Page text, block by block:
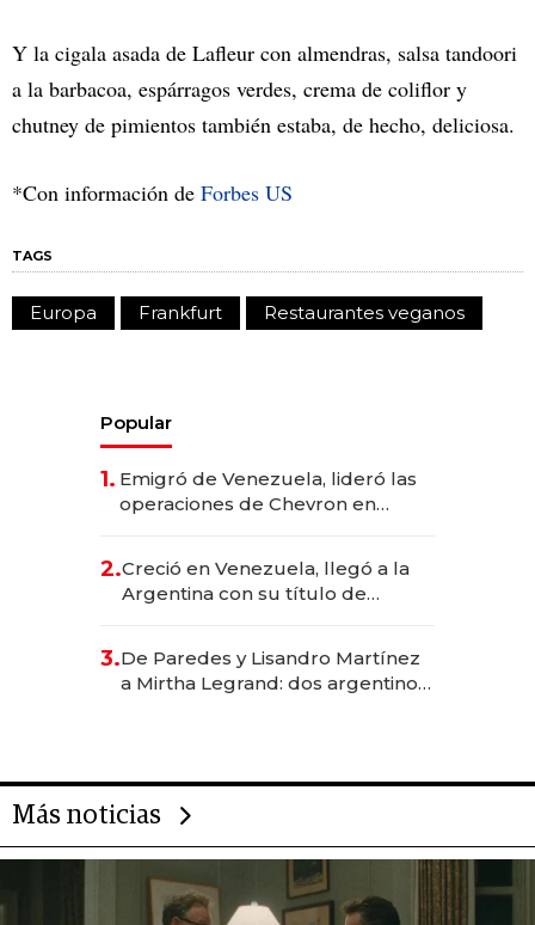
Y la cigala asada de Lafleur con almendras, salsa tandoori
a la barbacoa, espárragos verdes, crema de coliflor y
chutney de pimientos también estaba, de hecho, deliciosa.
*Con información de Forbes US
TAGS
Europa Frankfurt Restaurantes veganos
Popular
1. Emigró de Venezuela, lideró las
operaciones de Chevron en
2.Creció en Venezuela, llegó a la
Argentina con su título de
las marcas "fast premium"
3.De Paredes y Lisandro Martínez
a Mirtha Legrand: dos argentinos
Más noticias